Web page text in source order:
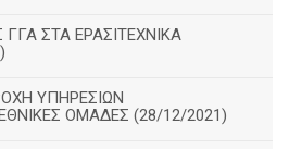
ΓΓΑ ΣΤΑ ΕΡΑΣΙΤΕΧΝΙΚΑ
ΥΠΗΡΕΣΙΩΝ
ΟΜΑΔΕΣ (28/12/2021)